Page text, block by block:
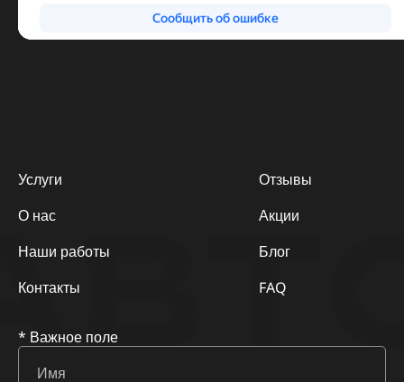
Услуги
О нас
Наши работы
Контакты
Отзывы
Акции
Блог
FAQ
* Важное поле